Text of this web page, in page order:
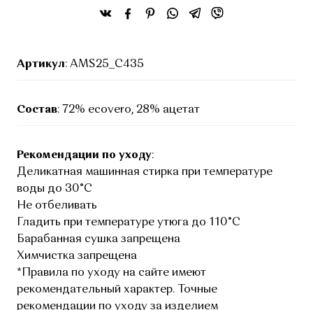
Артикул: AMS25_C435
Состав: 72% ecovero, 28% ацетат
Рекомендации по уходу:
Деликатная машинная стирка при температуре
воды до 30°C
Не отбеливать
Гладить при температуре утюга до 110°C
Барабанная сушка запрещена
Химчистка запрещена
*Правила по уходу на сайте имеют
рекомендательный характер. Точные
рекомендации по уходу за изделием